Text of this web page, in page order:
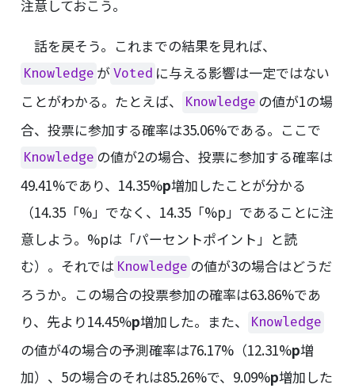
注意しておこう。
話を戻そう。これまでの結果を見れば、
Knowledge がVoted に与える影響は一定ではない
ことがわかる。たとえば、
Knowledge の値が1の場
合、投票に参加する確率は35.06%である。ここで
Knowledge の値が2の場合、投票に参加する確率は
49.41%であり、14.35%p増加したことが分かる
（14.35「%」でなく、14.35「%p」であることに注
意しよう。%pは「パーセントポイント」と読
む）。それでは Knowledge の値が3の場合はどうだ
ろうか。この場合の投票参加の確率は63.86%であ
り、先より14.45%p増加した。また、 Knowledge
の値が4の場合の予測確率は76.17%（12.31%p増
加）、5の場合のそれは85.26%で、9.09%p増加した